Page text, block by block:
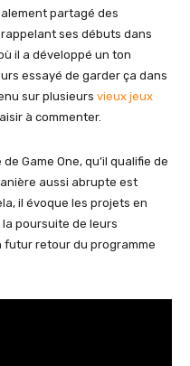
partagé des
ses débuts dans
il a développé un ton
essayé de garder ça dans
sur plusieurs vieux jeux
à commenter.
Game One, qu’il qualifie de
aussi abrupte est
il évoque les projets en
poursuite de leurs
futur retour du programme